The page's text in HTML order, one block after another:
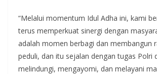
“Melalui momentum Idul Adha ini, kami
terus memperkuat sinergi dengan
adalah momen berbagi dan membangun
peduli, dan itu sejalan dengan tugas Polri
melindungi, mengayomi, dan melayani